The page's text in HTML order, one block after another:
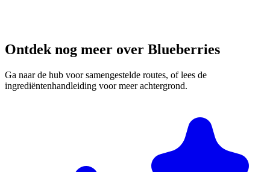
Ontdek nog meer over Blueberries
Ga naar de hub voor samengestelde routes, of lees de
ingrediëntenhandleiding voor meer achtergrond.